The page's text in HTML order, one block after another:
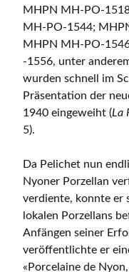
MHPN MH-PO-
MH-PO-1544;
MHPN MH-PO-
-1556, unter
wurden schnell im
Präsentation der
1940 eingeweiht (La
5).
Da Pelichet nun
Nyoner Porzellan
verdiente, konnte er
lokalen Porzellans
Anfängen seiner
veröffentlichte er
«Porcelaine de